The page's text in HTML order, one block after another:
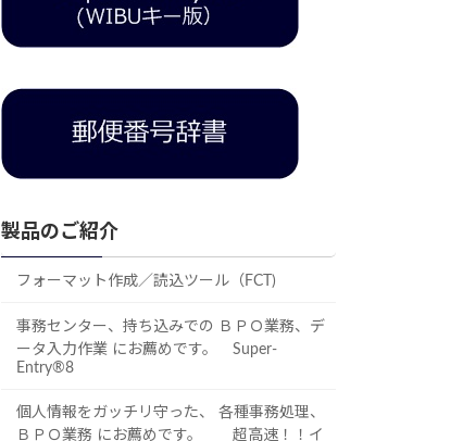
製品のご紹介
フォーマット作成／読込ツール（FCT)
事務センター、持ち込みでの ＢＰＯ業務、デ
ータ入力作業 にお薦めです。 Super-
Entry®8
個人情報をガッチリ守った、 各種事務処理、
ＢＰＯ業務 にお薦めです。 超高速！！イ